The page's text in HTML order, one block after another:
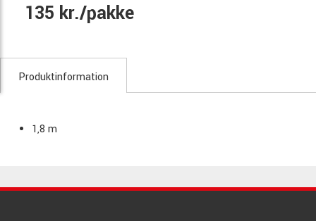
135 kr./pakke
Produktinformation
1,8 m